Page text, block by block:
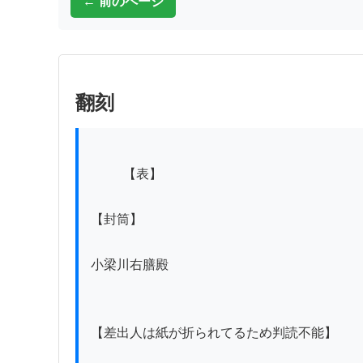
翻刻
【封筒】
小梁川右膳殿
【差出人は紙が折られてるため判読不能】